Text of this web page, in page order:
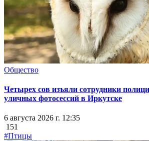
Общество
Четырех сов изъяли сотрудники
уличных фотосессий в Иркутске
6 августа 2026 г. 12:35
151
#Птицы